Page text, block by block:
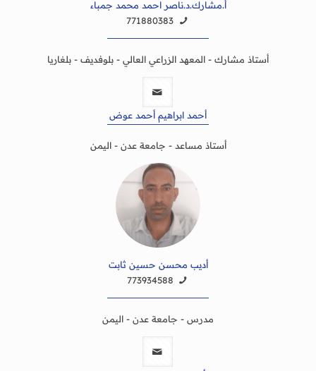
أ.مشارك.د.ناصر احمد محمد جمباء
771880383
أستاذ مشارك - المعهد الزراعي العالي - بلوفديف - بلغاريا
أحمد ابراهيم أحمد عوض
أستاذ مساعد - جامعة عدن - اليمن
أديب محسن حسين ثابت
773934588
مدرس - جامعة عدن - اليمن